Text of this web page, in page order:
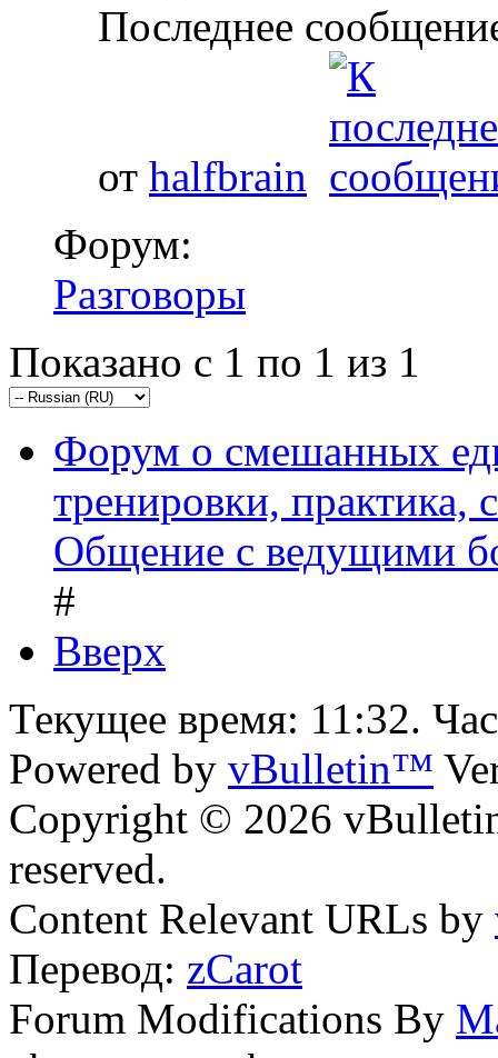
Последнее
от halfbrain
Форум:
Разговоры
Показано с 1 по 1 из 1
Форум о смешанных
тренировки, практика,
Общение с ведущими
#
Вверх
Текущее время: 11:32.
Powered by vBulletin™
Copyright © 2026
reserved.
Content Relevant URLs by
Перевод: zCarot
Forum Modifications By